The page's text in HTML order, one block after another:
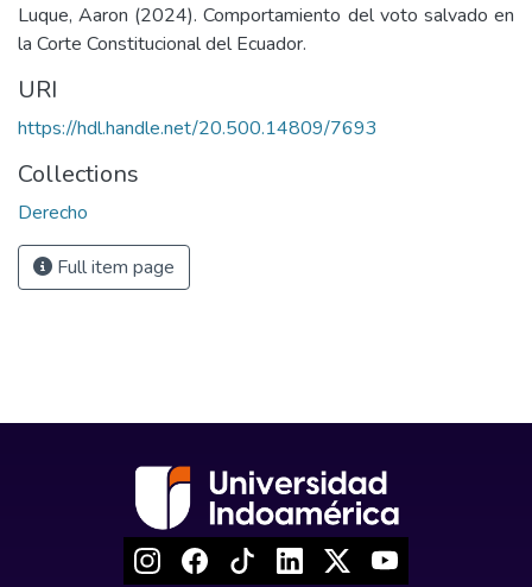
Luque, Aaron (2024). Comportamiento del voto salvado en
la Corte Constitucional del Ecuador.
URI
https://hdl.handle.net/20.500.14809/7693
Collections
Derecho
Full item page